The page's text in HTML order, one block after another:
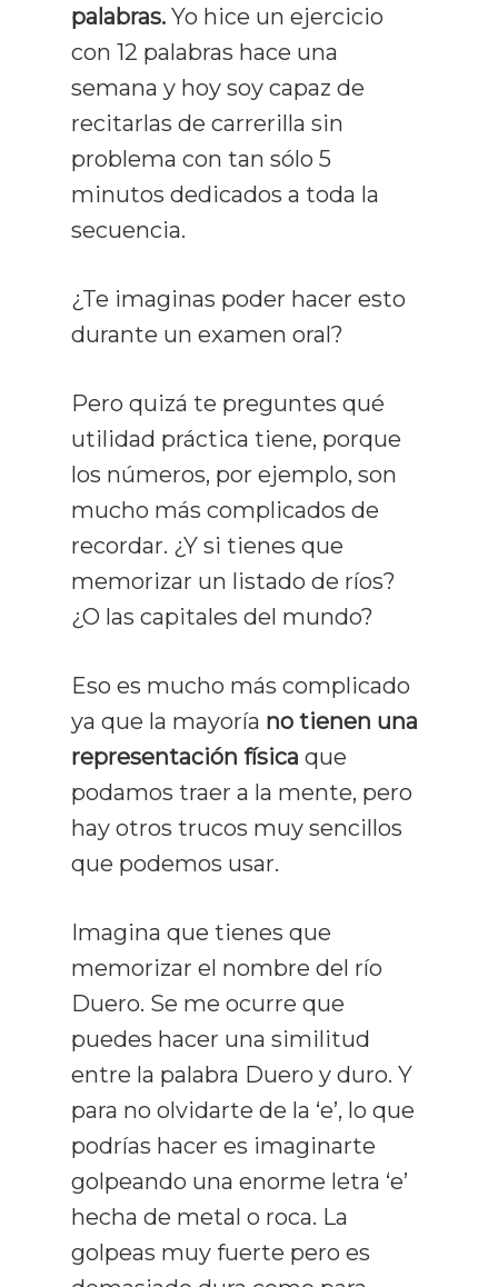
palabras. Yo hice un ejercicio
con 12 palabras hace una
semana y hoy soy capaz de
recitarlas de carrerilla sin
problema con tan sólo 5
minutos dedicados a toda la
secuencia.
¿Te imaginas poder hacer esto
durante un examen oral?
Pero quizá te preguntes qué
utilidad práctica tiene, porque
los números, por ejemplo, son
mucho más complicados de
recordar. ¿Y si tienes que
memorizar un listado de ríos?
¿O las capitales del mundo?
Eso es mucho más complicado
ya que la mayoría no tienen una
representación física que
podamos traer a la mente, pero
hay otros trucos muy sencillos
que podemos usar.
Imagina que tienes que
memorizar el nombre del río
Duero. Se me ocurre que
puedes hacer una similitud
entre la palabra Duero y duro. Y
para no olvidarte de la ‘e’, lo que
podrías hacer es imaginarte
golpeando una enorme letra ‘e’
hecha de metal o roca. La
golpeas muy fuerte pero es